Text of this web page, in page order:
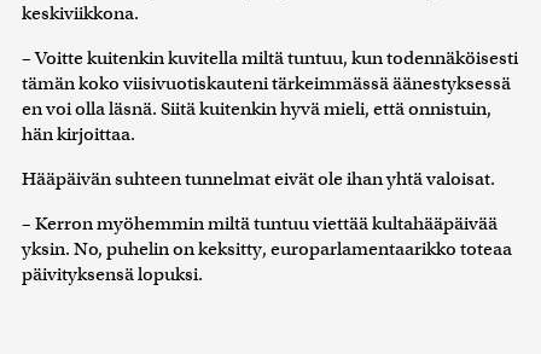
keskiviikkona.
– Voitte kuitenkin kuvitella miltä tuntuu, kun todennäköisesti
tämän koko viisivuotiskauteni tärkeimmässä äänestyksessä
en voi olla läsnä. Siitä kuitenkin hyvä mieli, että onnistuin,
hän kirjoittaa.
Hääpäivän suhteen tunnelmat eivät ole ihan yhtä valoisat.
– Kerron myöhemmin miltä tuntuu viettää kultahääpäivää
yksin. No, puhelin on keksitty, europarlamentaarikko toteaa
päivityksensä lopuksi.